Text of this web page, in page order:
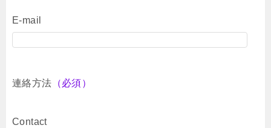
E-mail
連絡方法 （必須）
Contact